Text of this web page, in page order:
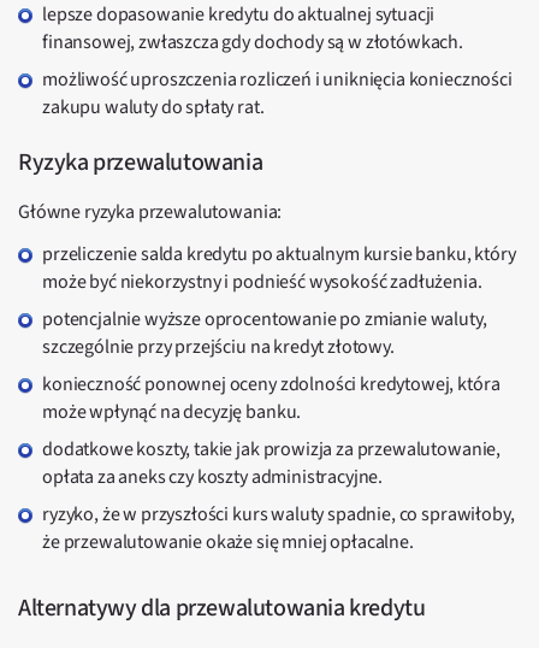
lepsze dopasowanie kredytu do aktualnej sytuacji
finansowej, zwłaszcza gdy dochody są w złotówkach.
możliwość uproszczenia rozliczeń i uniknięcia konieczności
zakupu waluty do spłaty rat.
Ryzyka przewalutowania
Główne ryzyka przewalutowania:
przeliczenie salda kredytu po aktualnym kursie banku, który
może być niekorzystny i podnieść wysokość zadłużenia.
potencjalnie wyższe oprocentowanie po zmianie waluty,
szczególnie przy przejściu na kredyt złotowy.
konieczność ponownej oceny zdolności kredytowej, która
może wpłynąć na decyzję banku.
dodatkowe koszty, takie jak prowizja za przewalutowanie,
opłata za aneks czy koszty administracyjne.
ryzyko, że w przyszłości kurs waluty spadnie, co sprawiłoby,
że przewalutowanie okaże się mniej opłacalne.
Alternatywy dla przewalutowania kredytu